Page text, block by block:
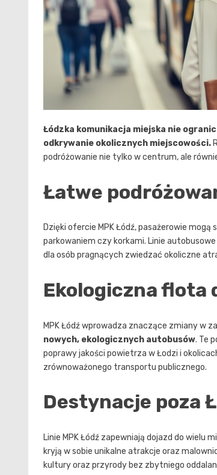
Łódzka komunikacja miejska nie
odkrywanie okolicznych miejscowości.
podróżowanie nie tylko w centrum, ale
Łatwe
Dzięki ofercie MPK Łódź, pasażerowie
parkowaniem czy korkami. Linie
dla osób pragnących zwiedzać okoliczne
Ekologiczna flota
MPK Łódź wprowadza znaczące zmiany w
nowych, ekologicznych autobusów. Te
poprawy jakości powietrza w Łodzi i
zrównoważonego transportu publicznego.
Destynacje poza
Linie MPK Łódź zapewniają dojazd do wielu
kryją w sobie unikalne atrakcje oraz
kultury oraz przyrody bez zbytniego